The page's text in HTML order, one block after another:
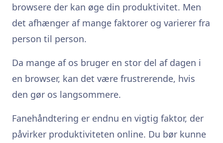
browsere der kan øge din produktivitet. Men
det afhænger af mange faktorer og varierer fra
person til person.
Da mange af os bruger en stor del af dagen i
en browser, kan det være frustrerende, hvis
den gør os langsommere.
Fanehåndtering er endnu en vigtig faktor, der
påvirker produktiviteten online. Du bør kunne